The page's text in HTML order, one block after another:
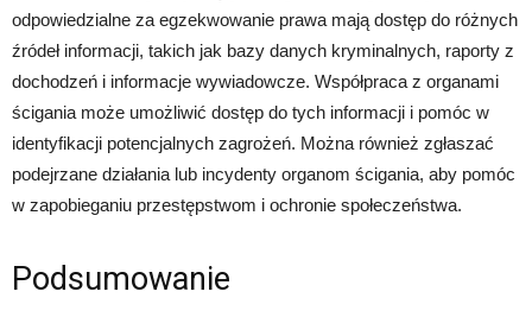
odpowiedzialne za egzekwowanie prawa mają dostęp do różnych
źródeł informacji, takich jak bazy danych kryminalnych, raporty z
dochodzeń i informacje wywiadowcze. Współpraca z organami
ścigania może umożliwić dostęp do tych informacji i pomóc w
identyfikacji potencjalnych zagrożeń. Można również zgłaszać
podejrzane działania lub incydenty organom ścigania, aby pomóc
w zapobieganiu przestępstwom i ochronie społeczeństwa.
Podsumowanie